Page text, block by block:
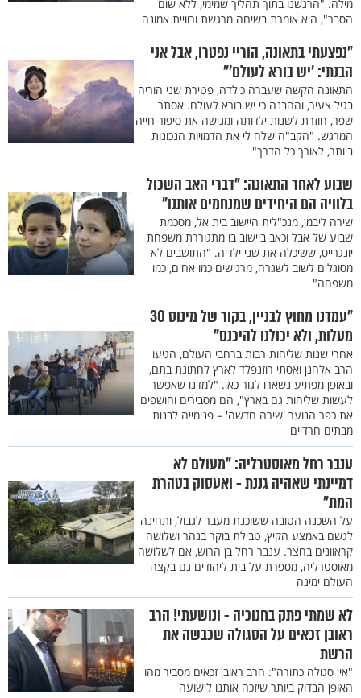
מילה. "הרגשנו בתוך תהליך שמימי, ללא שום
הסבר", היא אומרת בשיחה מרגשת ורוויית אמונה
"נפצעתי בתאונה, הוריי נפטרו, אבל אני
הבנתי: ’יש בורא לעולם’"
התאונה הקשה שעברה כילדה, פטירת שני הוריה
בגיל צעיר, וההבנה כי יש בורא לעולם. אסתר
שפר, חוזרת לשנות ילדותה ומגישה את סיפור חייה
המרגש. "הקב"ה שלח לי את הדמויות הנכונות
ביותר, לאורך כל הדרך"
שבוע לאחר התאונה: "דברי האב השכול
בלוויה הם היחידים שמנחמים אותנו"
שירה ליבמן, מנכ"לית היישוב בית אל, מסכמת
שבוע של אבל וכאב ביישוב בו מתגוררת משפחת
יונגרייס, ששיכלה את שני ילדיה. "התושבים לא
מסוגלים לשוב לשגרה, מרגישים כמו אחים, כמו
משפחה"
"עמדנו מחוץ לבניין, בקור של מינוס 30
מעלות, ולא יכולנו להיכנס"
אחרי שנות שליחות רבות ברחבי העולם, הגיעו
הרב אלחנן ואסתי רוזנפלד לארץ לחתונת בתם,
ובאופן מפתיע נשארו לגור כאן. "למדנו שאפשר
לעשות שליחות גם בארץ", הם מסבירים וחושפים
את כפר הנוער 'שירה חדשה' – פנימייה לבנות
מבתים חרדיים
ענבר רחל מאוסטרליה: "מעולם לא
דמיינתי שאהיה גננת - ואעסוק בטהרת
המת"
על השכנה הטובה ששוכנת מעבר לגבול, ותחינה
לגשם באמצע הקיץ, טבילת בוקר בנהר ושלושה
קראוונים בחצר. ענבר רחל בן הרוש, אם לשלושה
מאוסטרליה, מספרת על בית ליהודים גם בקצה
העולם ימינה
לא שמתי פתק בחנוכיה - ונושעתי! הרב
ראובן זכאים על הסגולה שכבשה את
הרשת
"אין סגולה כתורה": הרב ראובן זכאים מסביר מהו
האופן הבדוק ביותר שיזכה אותנו לישועה